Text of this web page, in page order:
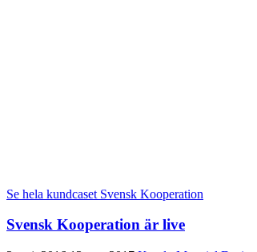
Se hela kundcaset Svensk Kooperation
Svensk Kooperation är live